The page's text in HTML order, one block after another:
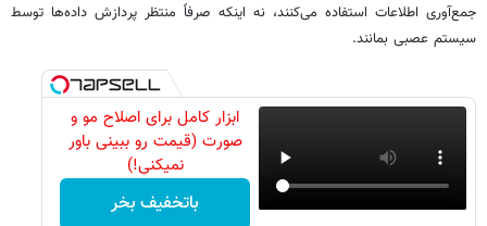
جمع‌آوری اطلاعات استفاده می‌کنند، نه اینکه صرفاً منتظر پردازش داده‌ها توسط
سیستم عصبی بمانند.
ابزار کامل برای اصلاح مو و
صورت (قیمت رو ببینی باور
نمیکنی!)
باتخفیف بخر